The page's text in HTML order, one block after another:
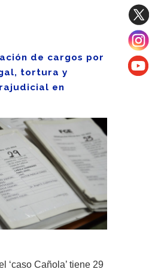
de cargos por
tortura y
en
‘caso Cañola’ tiene 29